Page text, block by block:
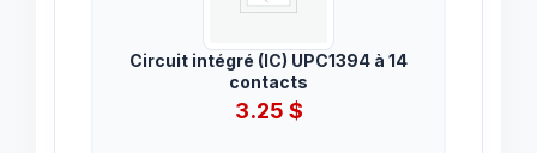
Circuit intégré (IC) UPC1394 à 14
contacts
3.25 $